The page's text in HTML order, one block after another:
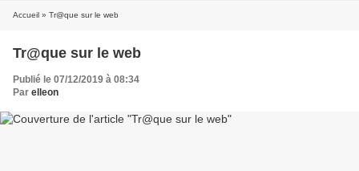
Accueil » Tr@que sur le web
Tr@que sur le web
Publié le 07/12/2019 à 08:34
Par elleon